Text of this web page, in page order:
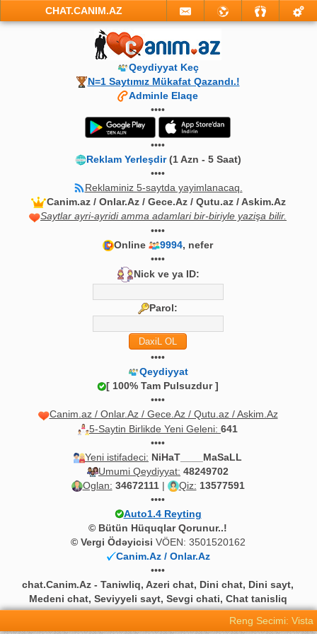
CHAT.CANIM.AZ
Qeydiyyat Keç
N=1 Saytımız Mükafat Qazandı.!
Adminle Elaqe
••••
••••
Reklam Yerleşdir(1 Azn - 5 Saat)
••••
Reklaminiz 5-saytda yayimlanacaq.
Canim.az / Onlar.Az / Gece.Az / Qutu.az / Askim.Az
Saytlar ayri-ayridi amma adamlari bir-biriyle yazişa bilir.
••••
Online
9994, nefer
••••
Nick ve ya ID:
Parol:
••••
Qeydiyyat
[ 100% Tam Pulsuzdur ]
••••
Canim.az / Onlar.Az / Gece.Az / Qutu.az / Askim.Az
5-Saytin Birlikde Yeni Geleni: 641
••••
Yeni istifadeci: NiHaT____MaSaLL
Umumi Qeydiyyat: 48249702
Oglan: 34672111| Qiz: 13577591
••••
Auto1.4 Reyting
© Bütün Hüquqlar Qorunur..!
© Vergi Ödəyicisi VÖEN: 3501520162
Canim.Az / Onlar.Az
••••
chat.Canim.Az - Taniwliq, Azeri chat, Dini chat, Dini sayt,
Medeni chat, Seviyyeli sayt, Sevgi chati, Chat tanisliq
Reng Secimi: Vista